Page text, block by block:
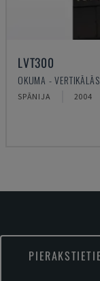
LVT300
OKUMA -
SPĀNIJA 2004